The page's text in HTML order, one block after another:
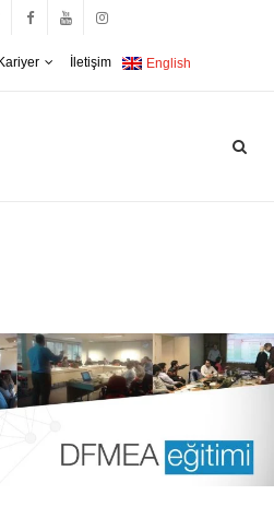
Kariyer İletişim English